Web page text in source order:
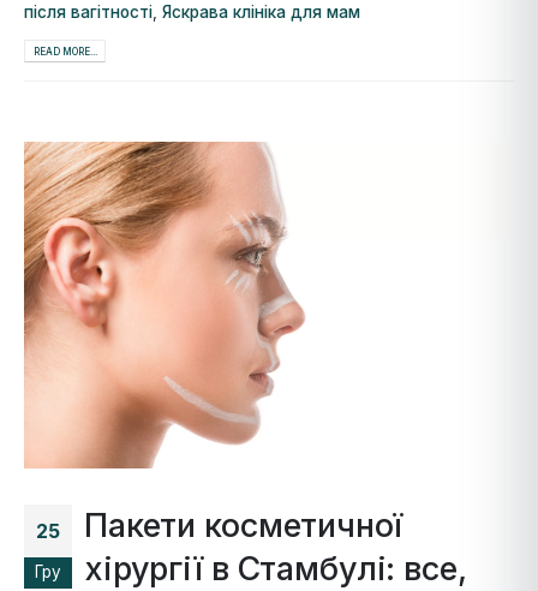
після вагітності Яскрава клініка для мам
READ MORE...
25
Гру
Пакети косметичної
хірургії в Стамбулі: все,